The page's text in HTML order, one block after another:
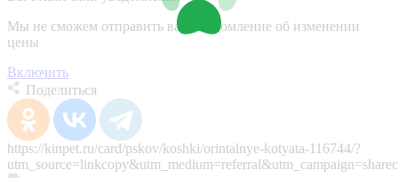
Мы не сможем отправить вам уведомление об изменении
цены
Включить
Поделиться
https://kinpet.ru/card/pskov/koshki/orintalnye-kotyata-116744/?